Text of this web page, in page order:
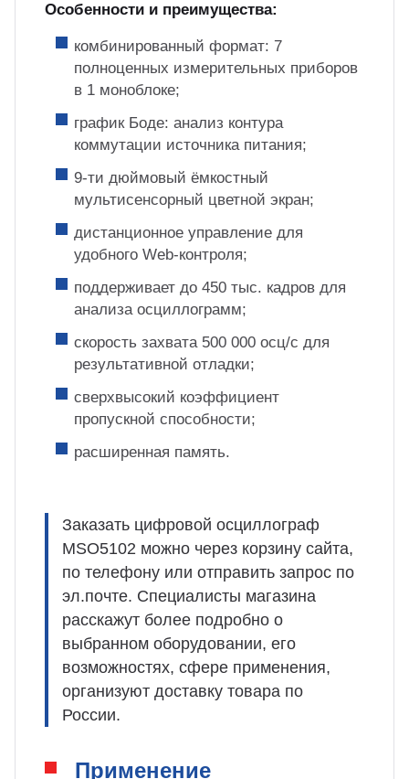
Особенности и преимущества:
комбинированный формат: 7
полноценных измерительных приборов
в 1 моноблоке;
график Боде: анализ контура
коммутации источника питания;
9-ти дюймовый ёмкостный
мультисенсорный цветной экран;
дистанционное управление для
удобного Web-контроля;
поддерживает до 450 тыс. кадров для
анализа осциллограмм;
скорость захвата 500 000 осц/с для
результативной отладки;
сверхвысокий коэффициент
пропускной способности;
расширенная память.
Заказать цифровой осциллограф
MSO5102 можно через корзину сайта,
по телефону или отправить запрос по
эл.почте. Специалисты магазина
расскажут более подробно о
выбранном оборудовании, его
возможностях, сфере применения,
организуют доставку товара по
России.
Применение